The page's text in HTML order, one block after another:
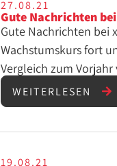
27.08.21
Gute Nachrichten
Gute Nachrichten bei
Wachstumskurs fort
Vergleich zum
des Fachmagazins
läuft. Besonders
Umso schöner, dass
WEITERLESEN
19.08.21